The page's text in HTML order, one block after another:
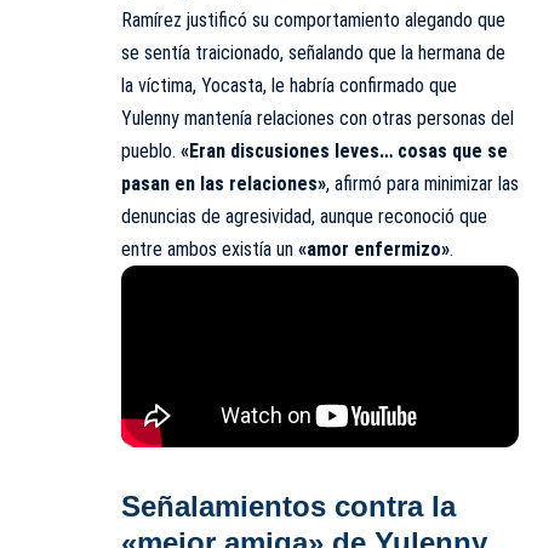
Ramírez justificó su comportamiento alegando que
se sentía traicionado, señalando que la hermana de
la víctima, Yocasta, le habría confirmado que
Yulenny mantenía relaciones con otras personas del
pueblo. «Eran discusiones leves… cosas que se
pasan en las relaciones», afirmó para minimizar las
denuncias de agresividad, aunque reconoció que
entre ambos existía un «amor enfermizo».
Señalamientos contra la